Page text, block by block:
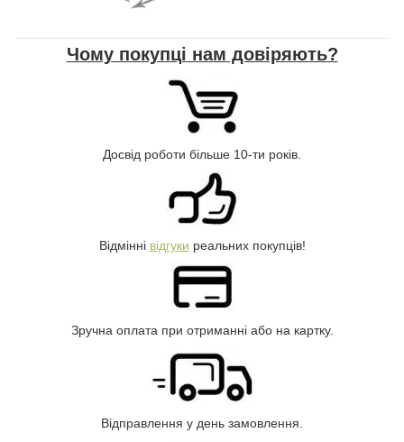
Чому покупці нам довіряють?
Досвід роботи більше 10-ти років.
Відмінні відгуки реальних покупців!
Зручна оплата при отриманні або на картку.
Відправлення у день замовлення.